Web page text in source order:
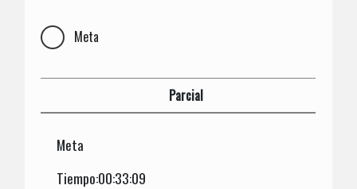
Meta
Parcial
Meta
Tiempo:00:33:09